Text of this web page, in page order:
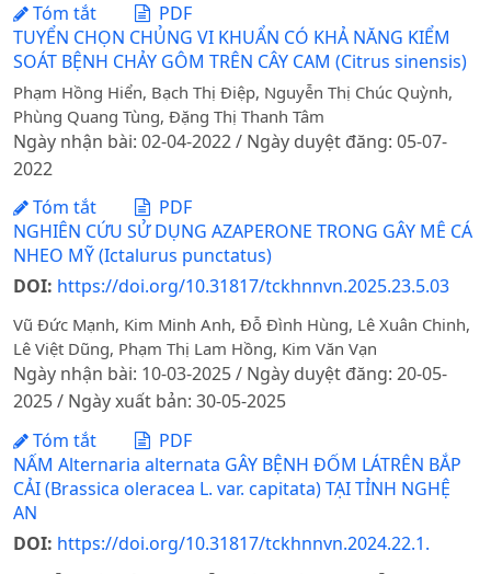
Tóm tắt
PDF
TUYỂN CHỌN CHỦNG VI KHUẨN CÓ KHẢ NĂNG KIỂM
SOÁT BỆNH CHẢY GÔM TRÊN CÂY CAM (Citrus sinensis)
Phạm Hồng Hiển, Bạch Thị Điệp, Nguyễn Thị Chúc Quỳnh,
Phùng Quang Tùng, Đặng Thị Thanh Tâm
Ngày nhận bài: 02-04-2022 / Ngày duyệt đăng: 05-07-
2022
Tóm tắt
PDF
NGHIÊN CỨU SỬ DỤNG AZAPERONE TRONG GÂY MÊ CÁ
NHEO MỸ (Ictalurus punctatus)
DOI: https://doi.org/10.31817/tckhnnvn.2025.23.5.03
Vũ Đức Mạnh, Kim Minh Anh, Đỗ Đình Hùng, Lê Xuân Chinh,
Lê Việt Dũng, Phạm Thị Lam Hồng, Kim Văn Vạn
Ngày nhận bài: 10-03-2025 / Ngày duyệt đăng: 20-05-
2025 / Ngày xuất bản: 30-05-2025
Tóm tắt
PDF
NẤM Alternaria alternata GÂY BỆNH ĐỐM LÁTRÊN BẮP
CẢI (Brassica oleracea L. var. capitata) TẠI TỈNH NGHỆ
AN
DOI: https://doi.org/10.31817/tckhnnvn.2024.22.1.